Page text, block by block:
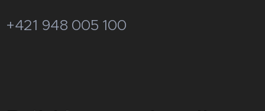
+421 948 005 100